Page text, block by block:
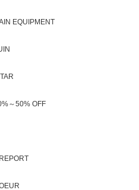
EQUIPMENT
～50% OFF